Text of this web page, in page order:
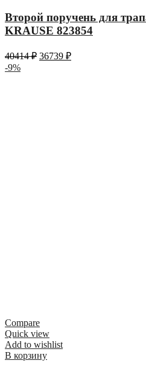
Второй поручень для
KRAUSE 823854
40414₽ 36739 ₽
-9%
Compare
Quick view
Add to wishlist
В корзину